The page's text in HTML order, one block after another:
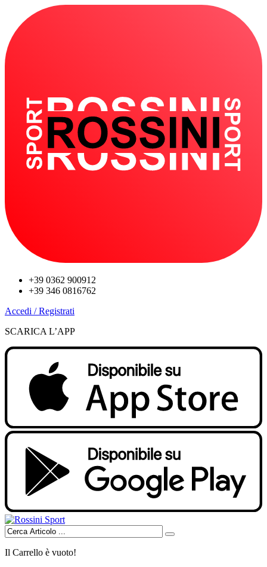
+39 0362 900912
+39 346 0816762
Accedi / Registrati
SCARICA L’APP
Il Carrello è vuoto!